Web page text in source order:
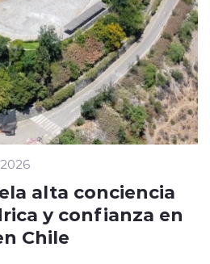
alta conciencia
y confianza en
Chile